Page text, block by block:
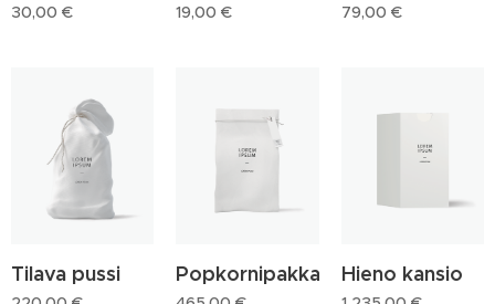
30,00 € 19,00 € 79,00 €
Tilava pussi Popkornipakkaus Hieno kansio